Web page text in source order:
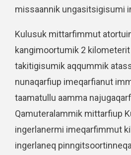
missaannik ungasitsigisumi
Kulusuk mittarfimmut
kangimoortumik 2
takitigisumik aqqummik
nunaqarfiup imeqarfianut
taamatullu aamma
Qamuteralammik mittarfiup
ingerlanermi imeqarfimmut
ingerlaneq